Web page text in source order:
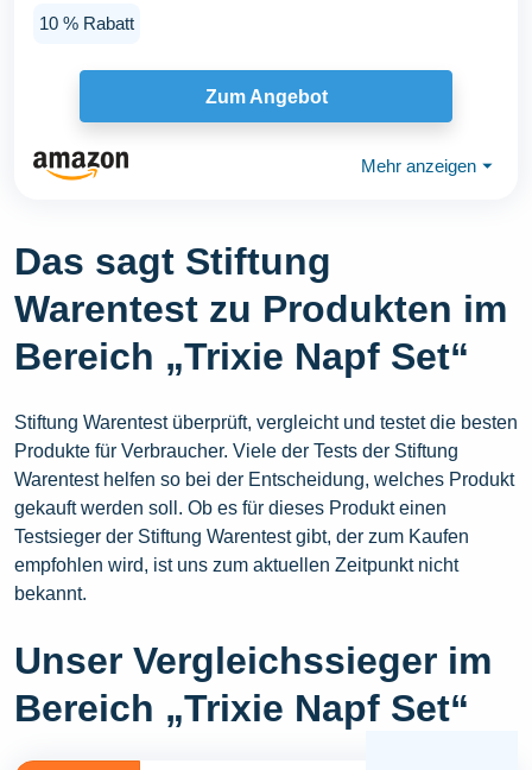
10 % Rabatt
Zum Angebot
Mehr anzeigen ⏷
Das sagt Stiftung
Warentest zu Produkten im
Bereich „Trixie Napf Set“
Stiftung Warentest überprüft, vergleicht und testet die besten
Produkte für Verbraucher. Viele der Tests der Stiftung
Warentest helfen so bei der Entscheidung, welches Produkt
gekauft werden soll. Ob es für dieses Produkt einen
Testsieger der Stiftung Warentest gibt, der zum Kaufen
empfohlen wird, ist uns zum aktuellen Zeitpunkt nicht
bekannt.
Unser Vergleichssieger im
Bereich „Trixie Napf Set“